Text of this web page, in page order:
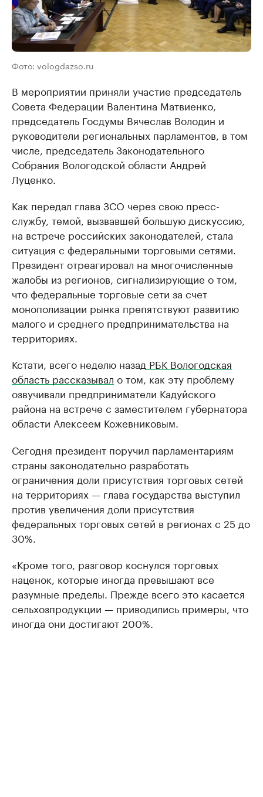
Фото: vologdazso.ru
В мероприятии приняли участие председатель
Совета Федерации Валентина Матвиенко,
председатель Госдумы Вячеслав Володин и
руководители региональных парламентов, в том
числе, председатель Законодательного
Собрания Вологодской области Андрей
Луценко.
Как передал глава ЗСО через свою пресс-
службу, темой, вызвавшей большую дискуссию,
на встрече российских законодателей, стала
ситуация с федеральными торговыми сетями.
Президент отреагировал на многочисленные
жалобы из регионов, сигнализирующие о том,
что федеральные торговые сети за счет
монополизации рынка препятствуют развитию
малого и среднего предпринимательства на
территориях.
Кстати, всего неделю назад РБК Вологодская
область рассказывал о том, как эту проблему
озвучивали предприниматели Кадуйского
района на встрече с заместителем губернатора
области Алексеем Кожевниковым.
Сегодня президент поручил парламентариям
страны законодательно разработать
ограничения доли присутствия торговых сетей
на территориях — глава государства выступил
против увеличения доли присутствия
федеральных торговых сетей в регионах с 25 до
30%.
«Кроме того, разговор коснулся торговых
наценок, которые иногда превышают все
разумные пределы. Прежде всего это касается
сельхозпродукции — приводились примеры, что
иногда они достигают 200%.